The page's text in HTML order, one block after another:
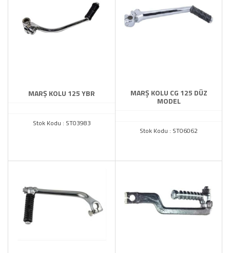
MARŞ KOLU 125 YBR
Stok Kodu : ST03983
MARŞ KOLU CG 125 DÜZ
MODEL
Stok Kodu : ST06062